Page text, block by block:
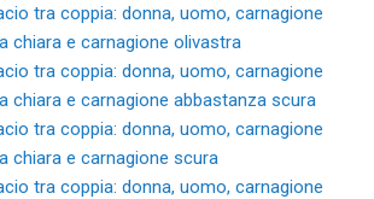
bacio tra coppia: donna, uomo, carnagione
chiara e carnagione olivastra
bacio tra coppia: donna, uomo, carnagione
chiara e carnagione abbastanza scura
bacio tra coppia: donna, uomo, carnagione
chiara e carnagione scura
bacio tra coppia: donna, uomo, carnagione